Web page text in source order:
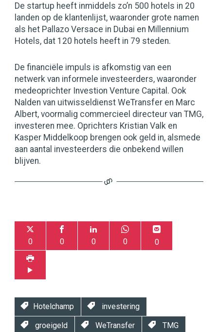
De startup heeft inmiddels zo’n 500 hotels in 20
landen op de klantenlijst, waaronder grote namen
als het Pallazo Versace in Dubai en Millennium
Hotels, dat 120 hotels heeft in 79 steden.
De financiële impuls is afkomstig van een
netwerk van informele investeerders, waaronder
medeoprichter Investion Venture Capital. Ook
Nalden van uitwisseldienst WeTransfer en Marc
Albert, voormalig commercieel directeur van TMG,
investeren mee. Oprichters Kristian Valk en
Kasper Middelkoop brengen ook geld in, alsmede
aan aantal investeerders die onbekend willen
blijven.
0 0 0 0 0
Hotelchamp investering
groeigeld WeTransfer TMG